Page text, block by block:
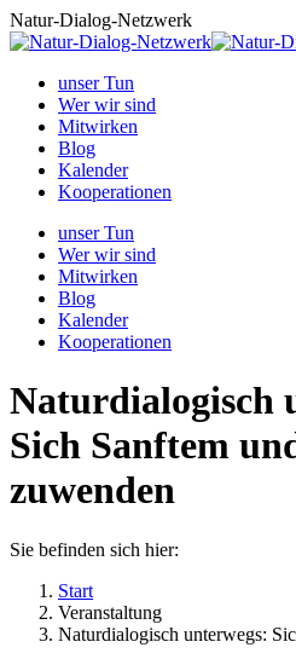
Zum
Inhalt
Natur-Dialog-Netzwerk
unser Tun
Wer wir sind
Mitwirken
Blog
Kalender
Kooperationen
unser Tun
Wer wir sind
Mitwirken
Blog
Kalender
Kooperationen
Naturdialogisch
Sich Sanftem
zuwenden
Sie befinden sich hier:
Start
Veranstaltung
Naturdialogisch unterwegs: